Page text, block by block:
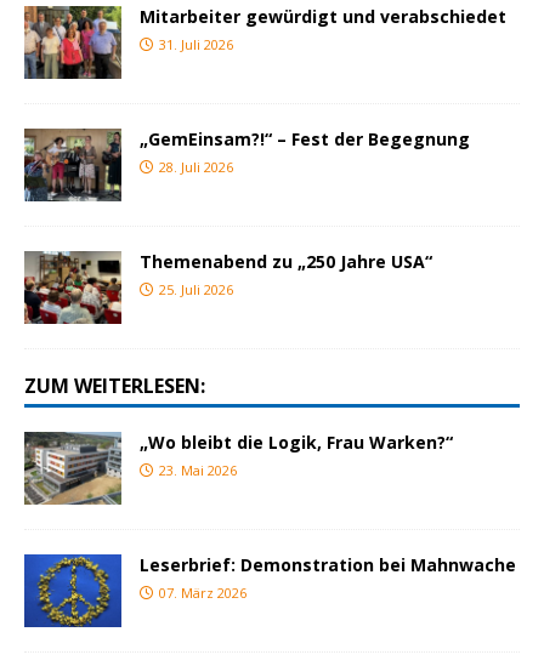
Mitarbeiter gewürdigt und verabschiedet
31. Juli 2026
„GemEinsam?!“ – Fest der Begegnung
28. Juli 2026
Themenabend zu „250 Jahre USA“
25. Juli 2026
ZUM WEITERLESEN:
„Wo bleibt die Logik, Frau Warken?“
23. Mai 2026
Leserbrief: Demonstration bei Mahnwache
07. März 2026